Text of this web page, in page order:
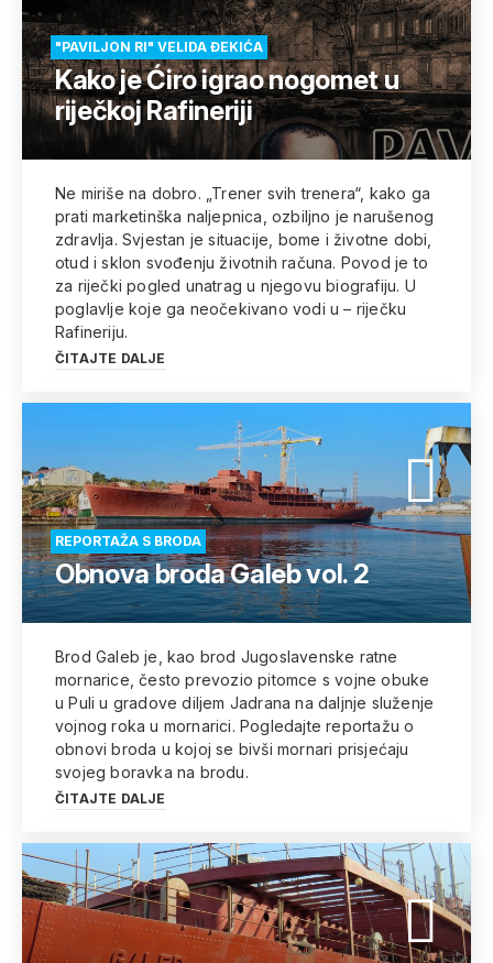
"PAVILJON RI" VELIDA ĐEKIĆA
Kako je Ćiro igrao nogomet u
riječkoj Rafineriji
Ne miriše na dobro. „Trener svih trenera“, kako ga
prati marketinška naljepnica, ozbiljno je narušenog
zdravlja. Svjestan je situacije, bome i životne dobi,
otud i sklon svođenju životnih računa. Povod je to
za riječki pogled unatrag u njegovu biografiju. U
poglavlje koje ga neočekivano vodi u – riječku
Rafineriju.
ČITAJTE DALJE
REPORTAŽA S BRODA
Obnova broda Galeb vol. 2
Brod Galeb je, kao brod Jugoslavenske ratne
mornarice, često prevozio pitomce s vojne obuke
u Puli u gradove diljem Jadrana na daljnje služenje
vojnog roka u mornarici. Pogledajte reportažu o
obnovi broda u kojoj se bivši mornari prisjećaju
svojeg boravka na brodu.
ČITAJTE DALJE